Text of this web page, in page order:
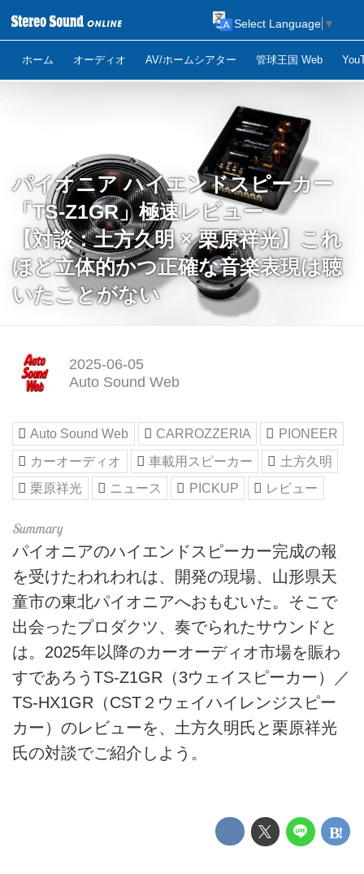
ホーム オーディオ AV/ホームシアター 管球王国 Web
Select Language ▼
パイオニア ハイエンドスピーカー
「TS-Z1GR」極速レビュー
【対談：土方久明 × 栗原祥光】これ
ほど立体的かつ正確な音楽表現は聴
いたことがない
2025-06-05
Auto Sound Web
Auto Sound Web CARROZZERIA
PIONEER
カーオーディオ
車載用スピーカー
土方久明
栗原祥光
ニュース PICKUP レビュー
パイオニアのハイエンドスピーカー完成の報
を受けたわれわれは、開発の現場、山形県天
童市の東北パイオニアへおもむいた。そこで
出会ったプロダクツ、奏でられたサウンドと
は。2025年以降のカーオーディオ市場を賑わ
すであろうTS-Z1GR（3ウェイスピーカー）／
TS-HX1GR（CST２ウェイハイレンジスピー
カー）のレビューを、土方久明氏と栗原祥光
氏の対談でご紹介しよう。